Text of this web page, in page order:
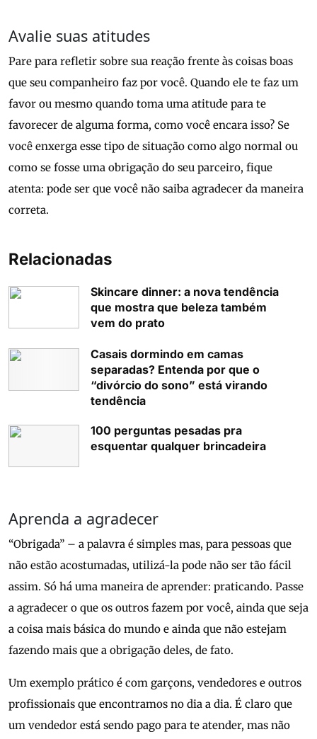
Avalie suas atitudes
Pare para refletir sobre sua reação frente às coisas boas
que seu companheiro faz por você. Quando ele te faz um
favor ou mesmo quando toma uma atitude para te
favorecer de alguma forma, como você encara isso? Se
você enxerga esse tipo de situação como algo normal ou
como se fosse uma obrigação do seu parceiro, fique
atenta: pode ser que você não saiba agradecer da maneira
correta.
Relacionadas
Skincare dinner: a nova tendência
que mostra que beleza também
vem do prato
Casais dormindo em camas
separadas? Entenda por que o
“divórcio do sono” está virando
tendência
100 perguntas pesadas pra
esquentar qualquer brincadeira
Aprenda a agradecer
“Obrigada” – a palavra é simples mas, para pessoas que
não estão acostumadas, utilizá-la pode não ser tão fácil
assim. Só há uma maneira de aprender: praticando. Passe
a agradecer o que os outros fazem por você, ainda que seja
a coisa mais básica do mundo e ainda que não estejam
fazendo mais que a obrigação deles, de fato.
Um exemplo prático é com garçons, vendedores e outros
profissionais que encontramos no dia a dia. É claro que
um vendedor está sendo pago para te atender, mas não